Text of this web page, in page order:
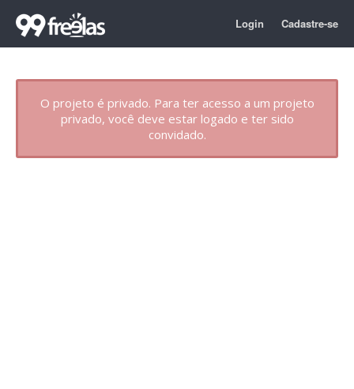
Login Cadastre-se
O projeto é privado. Para ter acesso a um projeto
privado, você deve estar logado e ter sido
convidado.